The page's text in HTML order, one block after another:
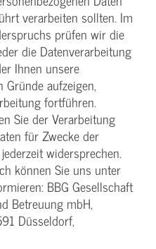
verarbeiten sollten. Im
prüfen wir die
die Datenverarbeitung
Ihnen unsere
aufzeigen,
fortführen.
Sie der Verarbeitung
für Zwecke der
widersprechen.
können Sie uns unter
BBG Gesellschaft
Betreuung mbH,
Düsseldorf,